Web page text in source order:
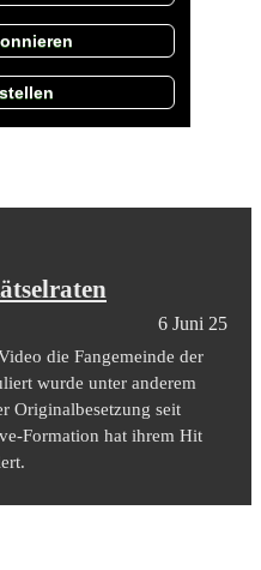
6 Juni 25
die Fangemeinde der
wurde unter anderem
Originalbesetzung seit
Formation hat ihrem Hit